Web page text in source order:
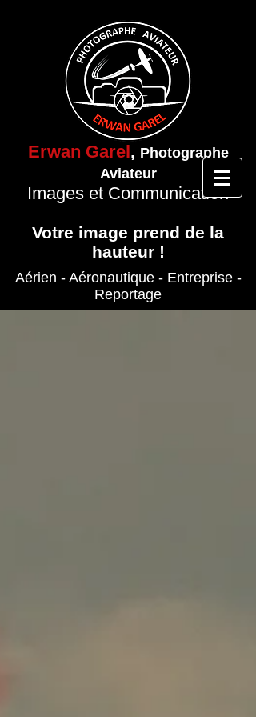
Erwan Garel, Photographe
Aviateur
Images et Communication
Votre image prend de la
hauteur !
Aérien - Aéronautique- Entreprise-
Reportage